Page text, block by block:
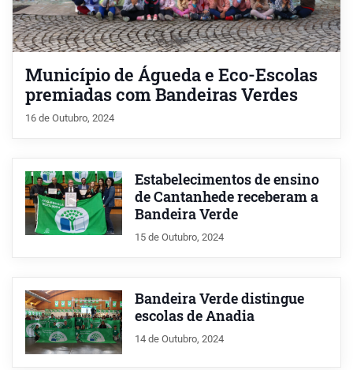
Município de Águeda e Eco-Escolas
premiadas com Bandeiras Verdes
16 de Outubro, 2024
Estabelecimentos de ensino
de Cantanhede receberam a
Bandeira Verde
15 de Outubro, 2024
Bandeira Verde distingue
escolas de Anadia
14 de Outubro, 2024